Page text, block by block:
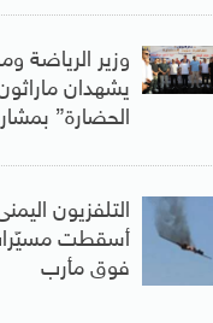
وزير الرياضة
يشهدان
الحضارة” بمشاركة 7000
التلفزيون
أسقطت
فوق مأرب